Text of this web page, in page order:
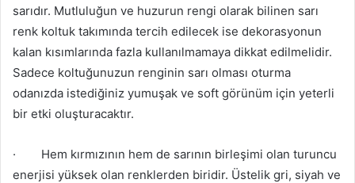
sarıdır. Mutluluğun ve huzurun rengi olarak bilinen sarı
renk koltuk takımında tercih edilecek ise dekorasyonun
kalan kısımlarında fazla kullanılmamaya dikkat edilmelidir.
Sadece koltuğunuzun renginin sarı olması oturma
odanızda istediğiniz yumuşak ve soft görünüm için yeterli
bir etki oluşturacaktır.
· Hem kırmızının hem de sarının birleşimi olan turuncu
enerjisi yüksek olan renklerden biridir. Üstelik gri, siyah ve